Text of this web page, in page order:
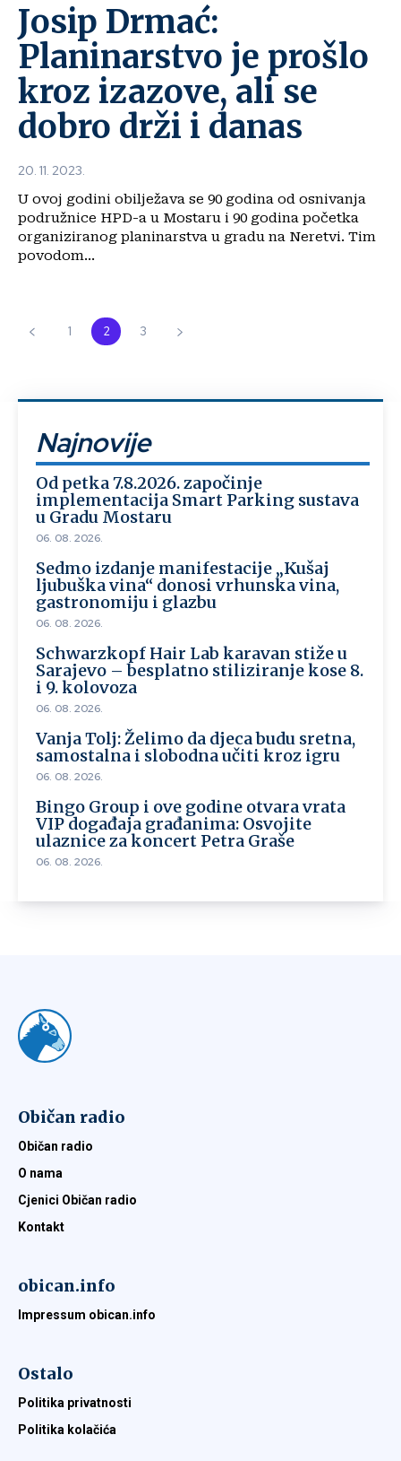
Josip Drmać:
Planinarstvo je prošlo
kroz izazove, ali se
dobro drži i danas
20. 11. 2023.
U ovoj godini obilježava se 90 godina od osnivanja
podružnice HPD-a u Mostaru i 90 godina početka
organiziranog planinarstva u gradu na Neretvi. Tim
povodom...
1 2 3
Najnovije
Od petka 7.8.2026. započinje
implementacija Smart Parking sustava
u Gradu Mostaru
06. 08. 2026.
Sedmo izdanje manifestacije „Kušaj
ljubuška vina“ donosi vrhunska vina,
gastronomiju i glazbu
06. 08. 2026.
Schwarzkopf Hair Lab karavan stiže u
Sarajevo – besplatno stiliziranje kose 8.
i 9. kolovoza
06. 08. 2026.
Vanja Tolj: Želimo da djeca budu sretna,
samostalna i slobodna učiti kroz igru
06. 08. 2026.
Bingo Group i ove godine otvara vrata
VIP događaja građanima: Osvojite
ulaznice za koncert Petra Graše
06. 08. 2026.
Običan radio
Običan radio
O nama
Cjenici Običan radio
Kontakt
obican.info
Impressum obican.info
Ostalo
Politika privatnosti
Politika kolačića